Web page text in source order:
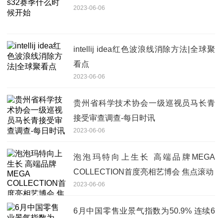
2023-06-06
intellij idea红色波浪线消除方法|全球聚
看点
2023-06-06
贵州省科学技术协会一级巡视员马长青
接受审查调查-每日时讯
2023-06-06
泡泡玛特向上生长 高端品牌MEGA
COLLECTION首度亮相艺博会 焦点滚动
2023-06-06
6月中国零售业景气指数为50.9% 连续6